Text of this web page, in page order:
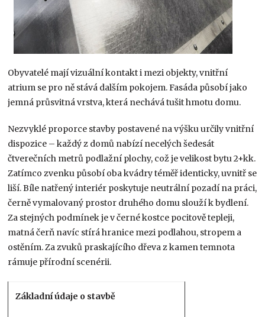
Obyvatelé mají vizuální kontakt i mezi objekty, vnitřní
atrium se pro ně stává dalším pokojem. Fasáda působí jako
jemná průsvitná vrstva, která nechává tušit hmotu domu.
Nezvyklé proporce stavby postavené na výšku určily vnitřní
dispozice – každý z domů nabízí necelých šedesát
čtverečních metrů podlažní plochy, což je velikost bytu 2+kk.
Zatímco zvenku působí oba kvádry téměř identicky, uvnitř se
liší. Bíle natřený interiér poskytuje neutrální pozadí na práci,
černě vymalovaný prostor druhého domu slouží k bydlení.
Za stejných podmínek je v černé kostce pocitově tepleji,
matná čerň navíc stírá hranice mezi podlahou, stropem a
ostěním. Za zvuků praskajícího dřeva z kamen temnota
rámuje přírodní scenérii.
Základní údaje o stavbě